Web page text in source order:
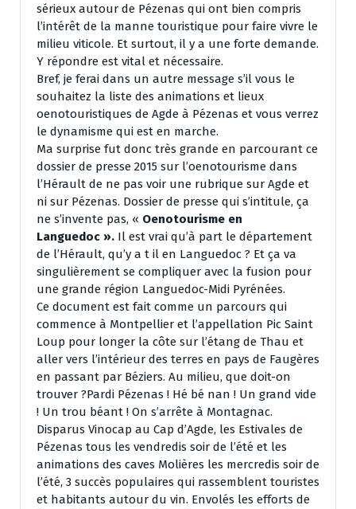
sérieux autour de Pézenas qui ont bien compris
l’intérêt de la manne touristique pour faire vivre le
milieu viticole. Et surtout, il y a une forte demande.
Y répondre est vital et nécessaire.
Bref, je ferai dans un autre message s’il vous le
souhaitez la liste des animations et lieux
oenotouristiques de Agde à Pézenas et vous verrez
le dynamisme qui est en marche.
Ma surprise fut donc très grande en parcourant ce
dossier de presse 2015 sur l’oenotourisme dans
l’Hérault de ne pas voir une rubrique sur Agde et
ni sur Pézenas. Dossier de presse qui s’intitule, ça
ne s’invente pas, « Oenotourisme en
Languedoc ». Il est vrai qu’à part le département
de l’Hérault, qu’y a t il en Languedoc ? Et ça va
singulièrement se compliquer avec la fusion pour
une grande région Languedoc-Midi Pyrénées.
Ce document est fait comme un parcours qui
commence à Montpellier et l’appellation Pic Saint
Loup pour longer la côte sur l’étang de Thau et
aller vers l’intérieur des terres en pays de Faugères
en passant par Béziers. Au milieu, que doit-on
trouver ?Pardi Pézenas ! Hé bé nan ! Un grand vide
! Un trou béant ! On s’arrête à Montagnac.
Disparus Vinocap au Cap d’Agde, les Estivales de
Pézenas tous les vendredis soir de l’été et les
animations des caves Molières les mercredis soir de
l’été, 3 succès populaires qui rassemblent touristes
et habitants autour du vin. Envolés les efforts de